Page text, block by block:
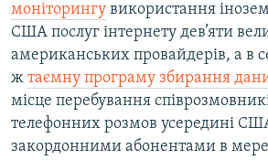
моніторингу використання
США послуг інтернету дев’яти
американських провайдерів, а в
ж таємну програму збирання
місце перебування
телефонних розмов усередині
закордонними абонентами в